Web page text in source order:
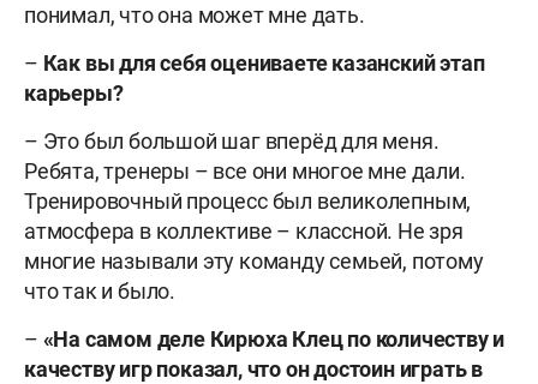
понимал, что она может мне дать.
– Как вы для себя оцениваете казанский этап
карьеры?
– Это был большой шаг вперёд для меня.
Ребята, тренеры – все они многое мне дали.
Тренировочный процесс был великолепным,
атмосфера в коллективе – классной. Не зря
многие называли эту команду семьей, потому
что так и было.
– «На самом деле Кирюха Клец по количеству и
качеству игр показал, что он достоин играть в